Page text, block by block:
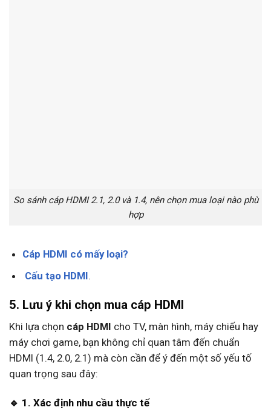
So sánh cáp HDMI 2.1, 2.0 và 1.4, nên chọn mua loại nào phù
hợp
Cáp HDMI có mấy loại?
Cấu tạo HDMI.
5. Lưu ý khi chọn mua cáp HDMI
Khi lựa chọn cáp HDMI cho TV, màn hình, máy chiếu hay
máy chơi game, bạn không chỉ quan tâm đến chuẩn
HDMI (1.4, 2.0, 2.1) mà còn cần để ý đến một số yếu tố
quan trọng sau đây:
🔹 1. Xác định nhu cầu thực tế